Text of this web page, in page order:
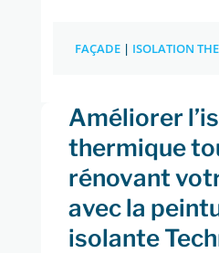
FAÇADE | ISOLATION
Améliorer
thermique
rénovant
avec la
isolante